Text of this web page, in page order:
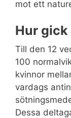
mot ett
Hur
Till den 12
100
kvinnor
vardags
Dessa